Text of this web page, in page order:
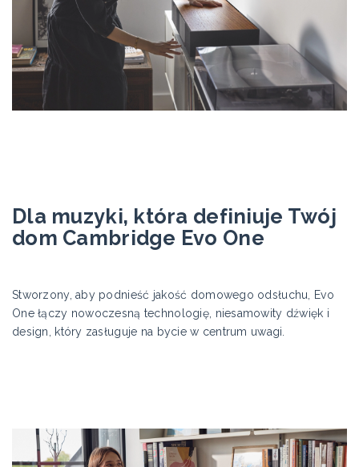
Dla muzyki, która definiuje Twój
dom Cambridge Evo One
Stworzony, aby podnieść jakość domowego odsłuchu, Evo
One łączy nowoczesną technologię, niesamowity dźwięk i
design, który zasługuje na bycie w centrum uwagi.